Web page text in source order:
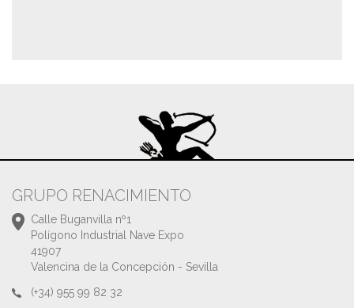
GRUPO RENACIMIENTO
Calle Buganvilla nº1
Polígono Industrial Nave Expo
41907
Valencina de la Concepción - Sevilla
(+34) 955 99 82 32